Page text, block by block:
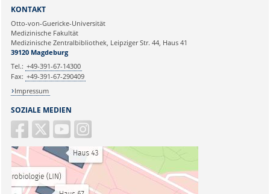
SOZIALE MEDIEN
KONTAKT
Otto-von-Guericke-Universität
Medizinische Fakultät
Medizinische Zentralbibliothek, Leipziger Str. 44, Haus 41
39120 Magdeburg
Tel.: +49-391-67-14300
Fax: +49-391-67-290409
Impressum